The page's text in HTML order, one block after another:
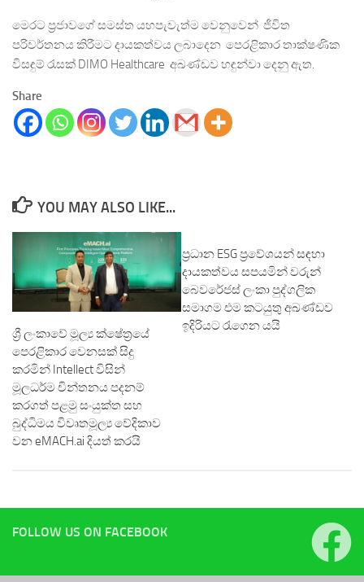
මෙරට ප්‍රජාවගේ සමස්ත යහපැවැත්ම වෙනුවෙන් ජීවිත
පරිවර්තනය කිරීමට දායකත්වය ලබාදෙන පෙරළිකාර තාක්ෂණික
විසඳුම් රැසක් DIMO Healthcare අඛණ්ඩව හඳුන්වා දෙනු ඇත.
Share
YOU MAY ALSO LIKE...
ශ්‍රී ලංකාවේ මූල්‍ය ක්ෂේත්‍රයේ
පෙරළිකාර වෙනසක් සිදු
කරමින් Intellect විසින්
මූලධර්ම චින්තනය පදනම්
කරගත් පළමු සංයුක්ත සහ
බුද්ධිමය විවෘතමූල්‍ය වේදිකාව
වන eMACH.ai දියත් කරයි
ප්‍රධාන ESG ප්‍රවේශයන් සඳහා
දායකත්වය සපයමින් වරුන්
බෙවරේජස් ලංකා පුද්ගලික
සමාගම එම කටයුතු අඛණ්ඩව
ඉදිරියට රැගෙන යයි
FOLLOW US ON FACEBOOK